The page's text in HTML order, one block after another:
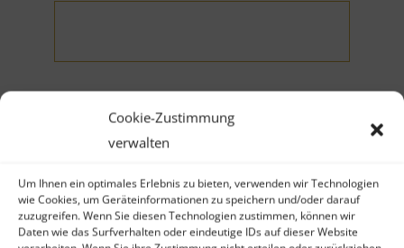
Cookie-Zustimmung
verwalten
Um Ihnen ein optimales Erlebnis zu bieten, verwenden wir Technologien
wie Cookies, um Geräteinformationen zu speichern und/oder darauf
zuzugreifen. Wenn Sie diesen Technologien zustimmen, können wir
Daten wie das Surfverhalten oder eindeutige IDs auf dieser Website
Ihr Nachname (*Pflichtfeld)